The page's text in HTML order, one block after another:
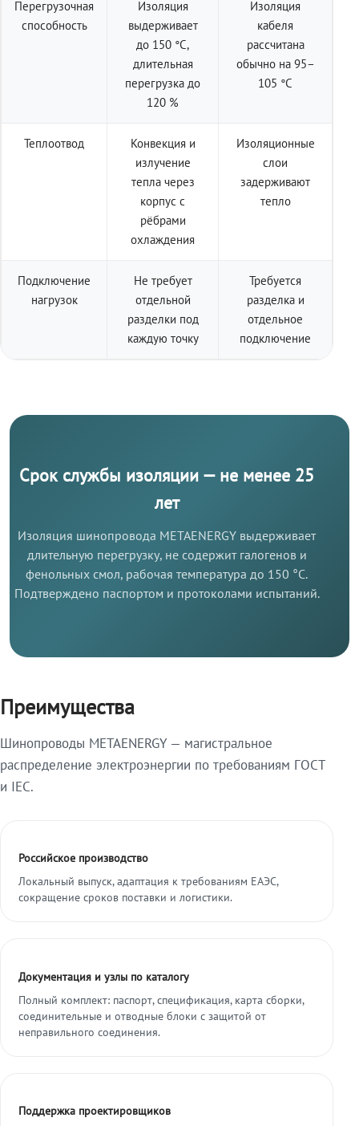
Перегрузочная
способность
Изоляция
выдерживает
до 150 °C,
длительная
перегрузка до
120 %
Изоляция
кабеля
рассчитана
обычно на 95–
105 °C
Теплоотвод
Конвекция и
излучение
тепла через
корпус с
рёбрами
охлаждения
Изоляционные
слои
задерживают
тепло
Подключение
нагрузок
Не требует
отдельной
разделки под
каждую точку
Требуется
разделка и
отдельное
подключение
Срок службы изоляции — не менее 25
лет
Изоляция шинопровода METAENERGY выдерживает
длительную перегрузку, не содержит галогенов и
фенольных смол, рабочая температура до 150 °C.
Подтверждено паспортом и протоколами испытаний.
Преимущества
Шинопроводы METAENERGY — магистральное
распределение электроэнергии по требованиям ГОСТ
и IEC.
Российское производство
Локальный выпуск, адаптация к требованиям ЕАЭС,
сокращение сроков поставки и логистики.
Документация и узлы по каталогу
Полный комплект: паспорт, спецификация, карта сборки,
соединительные и отводные блоки с защитой от
неправильного соединения.
Поддержка проектировщиков